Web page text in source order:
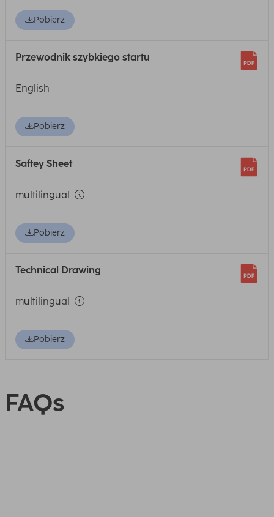
Pobierz
Przewodnik szybkiego startu
English
Pobierz
Saftey Sheet
multilingual
Pobierz
Technical Drawing
multilingual
Pobierz
FAQs